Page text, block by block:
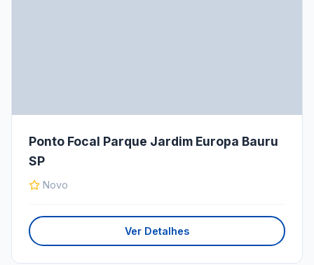
Ponto Focal Parque Jardim Europa Bauru
SP
Novo
Ver Detalhes